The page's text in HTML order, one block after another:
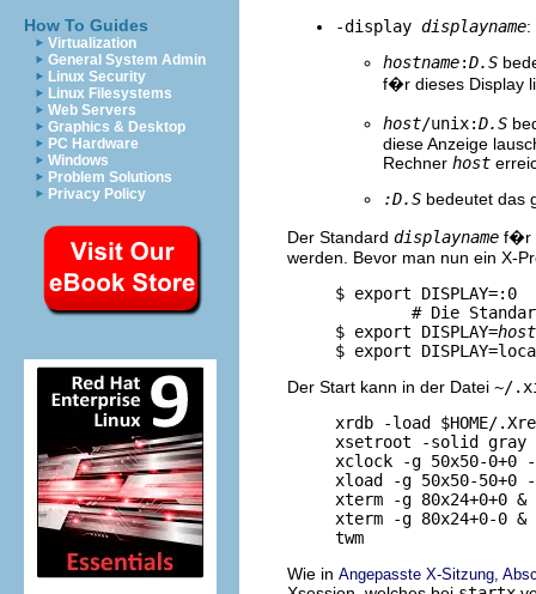
How To Guides
Virtualization
General System Admin
Linux Security
Linux Filesystems
Web Servers
Graphics & Desktop
PC Hardware
Windows
Problem Solutions
Privacy Policy
-display displayname:
hostname:D.S
f�r dieses Display
host/unix:D.S
diese Anzeige
Rechner host
:D.S bedeutet das
Der Standard displayname f�r
werden. Bevor man nun ein X-
     $ export DISPLAY=:0
# Die
     $ export DISPLAY=
Der Start kann in der Datei ~/
xrdb -load $HOME/
xsetroot -solid gray
xclock -g 50x50-0+0
xload -g 50x50-50+0
     xterm -g 80x24+0+0 &
     xterm -g 80x24+0-0 &
Wie in Angepasste X-Sitzung,